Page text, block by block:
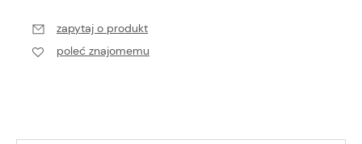
zapytaj o produkt
poleć znajomemu